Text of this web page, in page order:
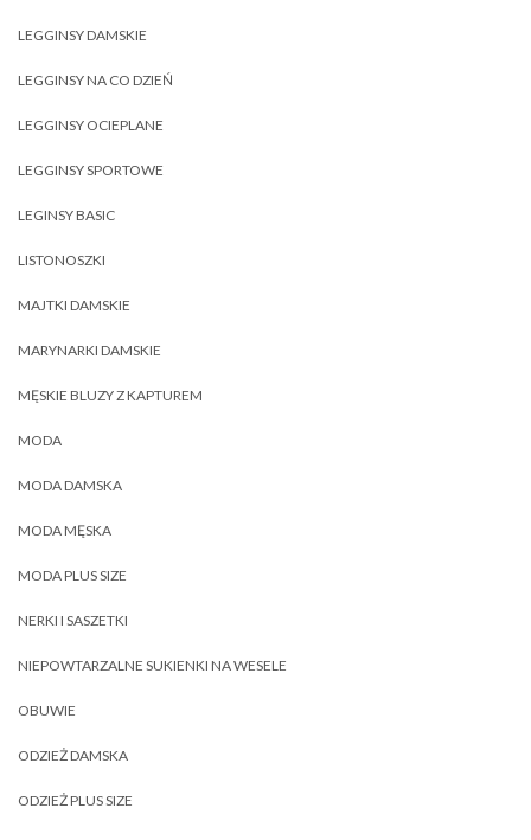
LEGGINSY DAMSKIE
LEGGINSY NA CO DZIEŃ
LEGGINSY OCIEPLANE
LEGGINSY SPORTOWE
LEGINSY BASIC
LISTONOSZKI
MAJTKI DAMSKIE
MARYNARKI DAMSKIE
MĘSKIE BLUZY Z KAPTUREM
MODA
MODA DAMSKA
MODA MĘSKA
MODA PLUS SIZE
NERKI I SASZETKI
NIEPOWTARZALNE SUKIENKI NA WESELE
OBUWIE
ODZIEŻ DAMSKA
ODZIEŻ PLUS SIZE